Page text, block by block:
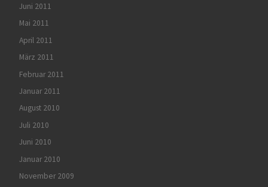
Juni 2011
Mai 2011
April 2011
März 2011
Februar 2011
Januar 2011
August 2010
Juli 2010
Juni 2010
Januar 2010
November 2009